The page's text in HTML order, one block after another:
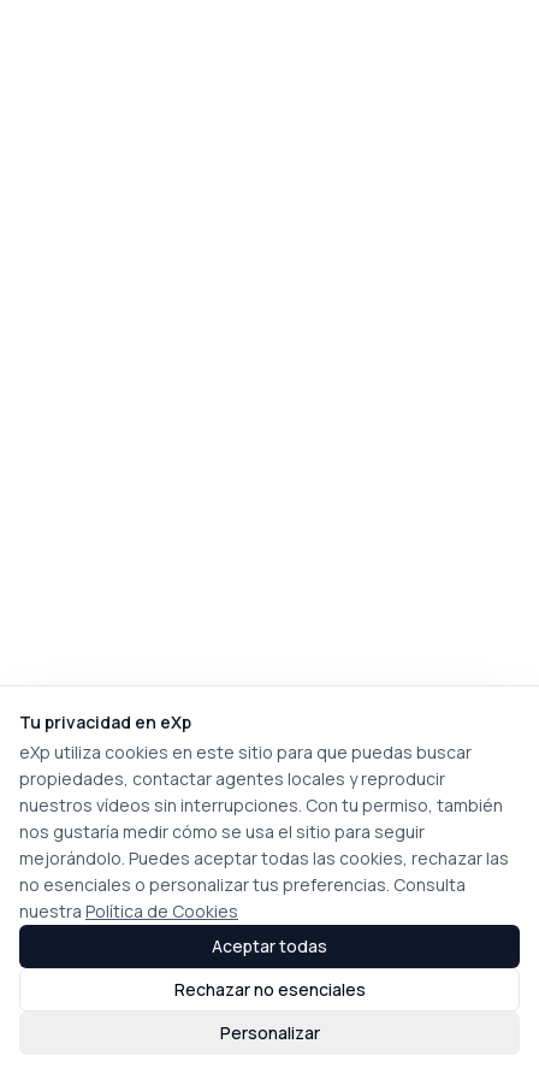
Tu privacidad en eXp
eXp utiliza cookies en este sitio para que puedas buscar
propiedades, contactar agentes locales y reproducir
nuestros vídeos sin interrupciones. Con tu permiso, también
nos gustaría medir cómo se usa el sitio para seguir
mejorándolo. Puedes aceptar todas las cookies, rechazar las
no esenciales o personalizar tus preferencias. Consulta
nuestra Política de Cookies
Personalizar
Rechazar no esenciales
Aceptar todas